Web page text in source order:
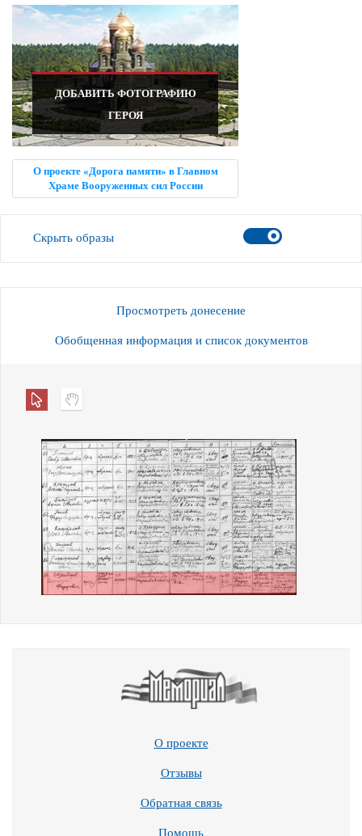
ДОБАВИТЬ ФОТОГРАФИЮ
ГЕРОЯ
О проекте «Дорога памяти» в Главном
Храме Вооруженных сил России
Скрыть образы
Просмотреть донесение
Обобщенная информация и список документов
О проекте
Отзывы
Обратная связь
Помощь